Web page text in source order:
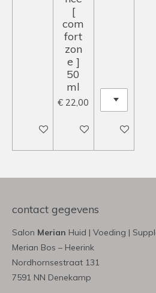
In winkelwagen
[
com
fort
zon
e ]
50
ml
€ 22,00
In winkelwagen
In
contact gegevens
Salon Merian Huid | Voeding |
Merian Bos – Heerink
Nordhornsestraat 131
7591 NN Denekamp